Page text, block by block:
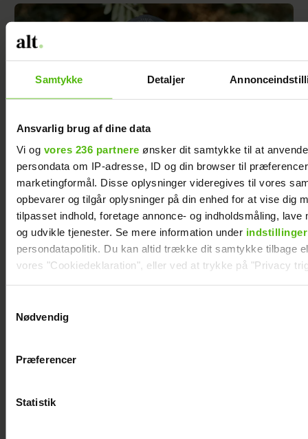
Samtykke Detaljer
Ansvarlig brug af dine data
Vi og vores 236 partnere ønsker dit samtykke til at
persondata om IP-adresse, ID og din browser til
marketingformål. Disse oplysninger videregives til vores
opbevarer og tilgår oplysninger på din enhed for at vise dig
tilpasset indhold, foretage annonce- og indholdsmåling, lave
og udvikle tjenester. Se mere information under indstillinger
persondatapolitik. Du kan altid trække dit samtykke tilbage
vores "Cookiedeklaration", eller ved at trykke på "Privacy
Vi anvender egne cookies og cookies fra tredjeparter til at
generere statistik og huske dine præferencer samt til brug
Nødvendig
Præferencer
Statistik
Afsløret på video: Melvin Kakooza vækker
opsigt i nyt job